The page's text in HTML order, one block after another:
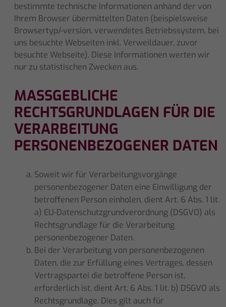
bestimmte technische Informationen anhand der von
Ihrem Browser übermittelten Daten (beispielsweise
Browsertyp/-version, verwendetes Betriebssystem, bei
uns besuchte Webseiten inkl. Verweildauer, zuvor
besuchte Webseite). Diese Informationen werten wir
nur zu statistischen Zwecken aus.
MASSGEBLICHE R
ECHTSGRUNDLAGEN FÜR DIE V
ERARBEITUNG P
ERSONENBEZOGENER DATEN
Soweit wir für Verarbeitungsvorgänge
personenbezogener Daten eine Einwilligung der
betroffenen Person einholen, dient Art. 6 Abs. 1 lit.
a) EU-Datenschutzgrundverordnung (DSGVO) als
Rechtsgrundlage für die Verarbeitung
personenbezogener Daten.
Bei der Verarbeitung von personenbezogenen
Daten, die zur Erfüllung eines Vertrages, dessen
Vertragspartei die betroffene Person ist,
erforderlich ist, dient Art. 6 Abs. 1 lit. b) DSGVO als
Rechtsgrundlage. Dies gilt auch für